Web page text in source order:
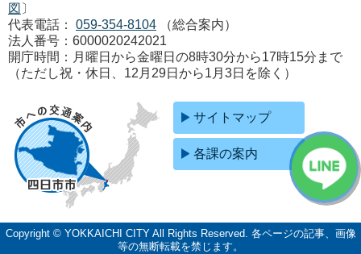
図 〕
代表電話：
059-354-8104
（総合案内）
法人番号：6000020242021
開庁時間：月曜日から金曜日の8時30分から17時15分まで
（ただし祝・休日、12月29日から1月3日を除く）
サイトマップ
各課の案内
Copyright © YOKKAICHI CITY All Rights Reserved. 各ページの記事、画像
等の無断転載を禁じます。